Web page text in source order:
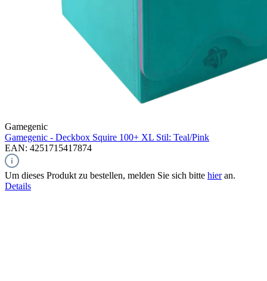
Gamegenic
Gamegenic - Deckbox Squire 100+ XL Stil: Teal/Pink
EAN: 4251715417874
Um dieses Produkt zu bestellen, melden Sie sich bitte hieran.
Details